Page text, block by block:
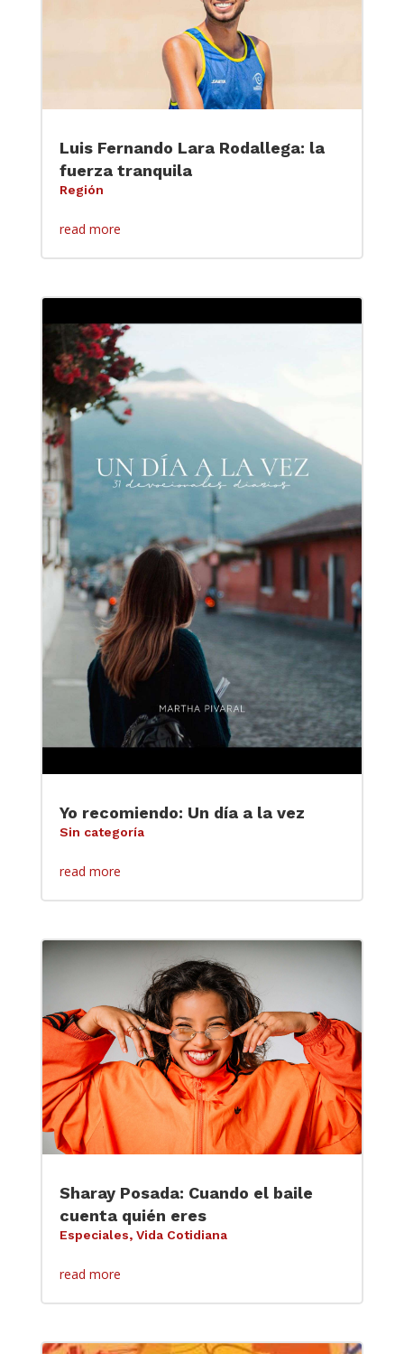
Luis Fernando Lara Rodallega: la
fuerza tranquila
Región
read more
Yo recomiendo: Un día a la vez
Sin categoría
read more
Sharay Posada: Cuando el baile
cuenta quién eres
Especiales, Vida Cotidiana
read more